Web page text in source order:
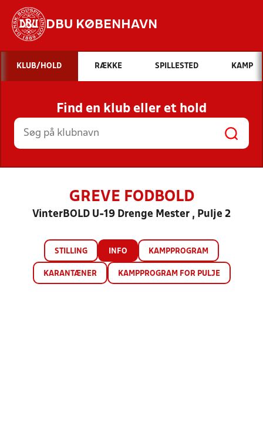
DBU KØBENHAVN
Hvad vil du søge efter?
INDHOLD OG NYHEDER
STILLINGER, RESULTATER, KLUBBER OG
HOLD
KLUB/HOLD RÆKKE SPILLESTED KAMP
Find en klub eller et hold
GREVE FODBOLD
VinterBOLD U-19 Drenge Mester , Pulje 2
STILLING INFO KAMPPROGRAM
KARANTÆNER KAMPPROGRAM FOR PULJE